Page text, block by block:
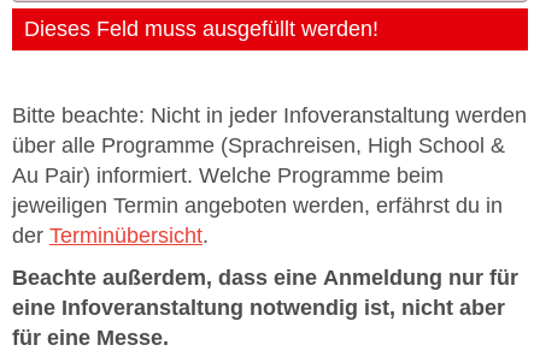
Dieses Feld muss ausgefüllt werden!
Bitte beachte: Nicht in jeder Infoveranstaltung werden
über alle Programme (Sprachreisen, High School &
Au Pair) informiert. Welche Programme beim
jeweiligen Termin angeboten werden, erfährst du in
der Terminübersicht.
Beachte außerdem, dass eine Anmeldung nur für
eine Infoveranstaltung notwendig ist, nicht aber
für eine Messe.